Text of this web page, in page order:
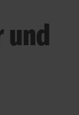
und